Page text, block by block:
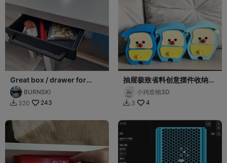
Great box / drawer for
more space and
organization 150x190mm
BURNSKI
 320 243
抽屉极致省料创意摆件收纳盒
分色分件版，长168mm×宽
131mm×高210mm
小鸡造物3D
 3 4